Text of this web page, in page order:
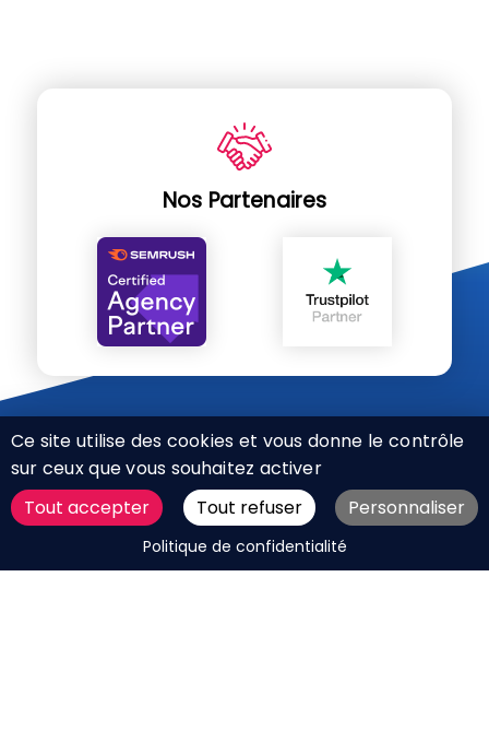
DEMANDER UN DEVIS
Nos Partenaires
CHARTE RÉSEAUX SOCIAUX
MENTIONS LÉGALES
Ce site utilise des cookies et vous donne le contrôle
sur ceux que vous souhaitez activer
Tout accepter
Tout refuser Personnaliser
Politique de confidentialité